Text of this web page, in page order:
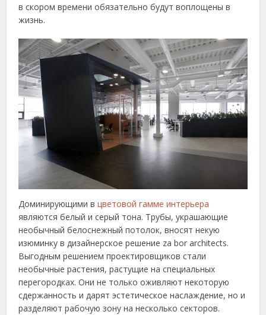
в скором времени обязательно будут воплощены в
жизнь.
Доминирующими вцветовой гамме интерьера
являются белый и серый тона. Трубы, украшающие
необычный белоснежный потолок, вносят некую
изюминку в дизайнерское решение za bor architects.
Выгодным решением проектировщиков стали
необычные растения, растущие на специальных
перегородках. Они не только оживляют некоторую
сдержанность и дарят эстетическое наслаждение, но и
разделяют рабочую зону на несколько секторов.